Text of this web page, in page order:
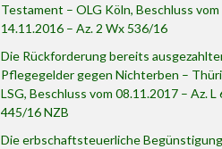
Testament – OLG Köln, Beschluss vom
14.11.2016 – Az. 2 Wx 536/16
Die Rückforderung bereits
Pflegegelder gegen Nichterben –
LSG, Beschluss vom 08.11.2017 – Az. L
445/16 NZB
Die erbschaftsteuerliche